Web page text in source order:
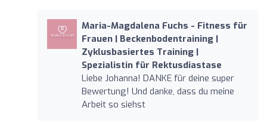
Maria-Magdalena Fuchs - Fitness für
Frauen | Beckenbodentraining |
Zyklusbasiertes Training |
Spezialistin für Rektusdiastase
Liebe Johanna! DANKE für deine super
Bewertung! Und danke, dass du meine
Arbeit so siehst